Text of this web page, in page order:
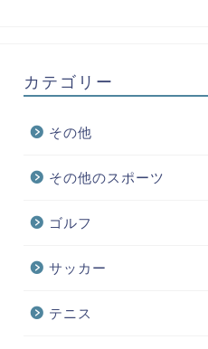
カテゴリー
その他
その他のスポーツ
ゴルフ
サッカー
テニス